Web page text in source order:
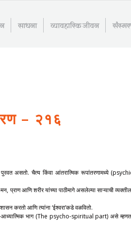
साधना व्यावहारिक जीवन
– २१६
असतो. चैत्य किंवा आंतरात्मिक रूपांतरणामध्ये
आणि शरीर यांच्या पाठीमागे असलेल्या साऱ्याची
करतो आणि त्यांना ‘ईश्वरा’कडे वळवितो.
आध्यात्मिक भाग (The psycho-spiritual part) असे